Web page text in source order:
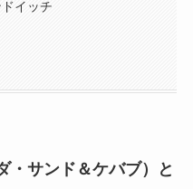
イッチ
サンド＆ケバブ）と